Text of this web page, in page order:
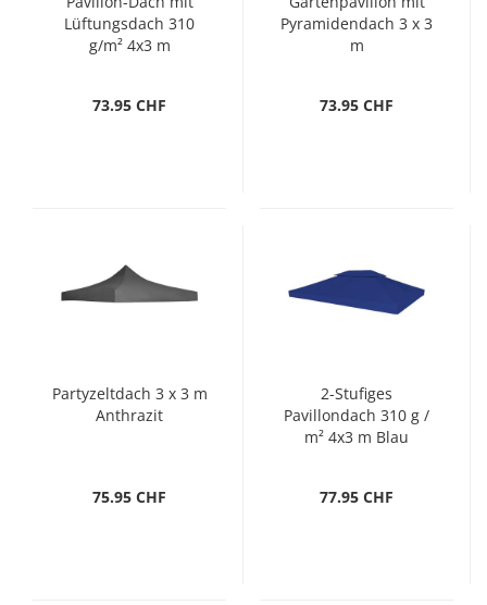
Lüftungsdach 310
g/m² 4x3 m
73.95 CHF
Pyramidendach 3 x 3
m
73.95 CHF
Partyzeltdach 3 x 3 m
Anthrazit
75.95 CHF
2-Stufiges
Pavillondach 310 g /
m² 4x3 m Blau
77.95 CHF